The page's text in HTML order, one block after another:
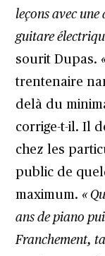
leçons avec
guitare
sourit Dupas.
trentenaire
delà du
corrige-t-il. Il
chez les
public de
maximum. «
ans de piano
Franchement,